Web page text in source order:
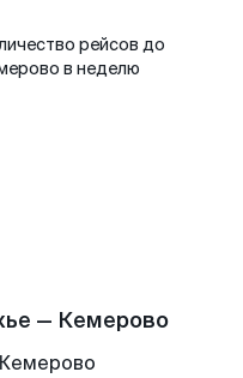
рейсов до
в неделю
— Кемерово